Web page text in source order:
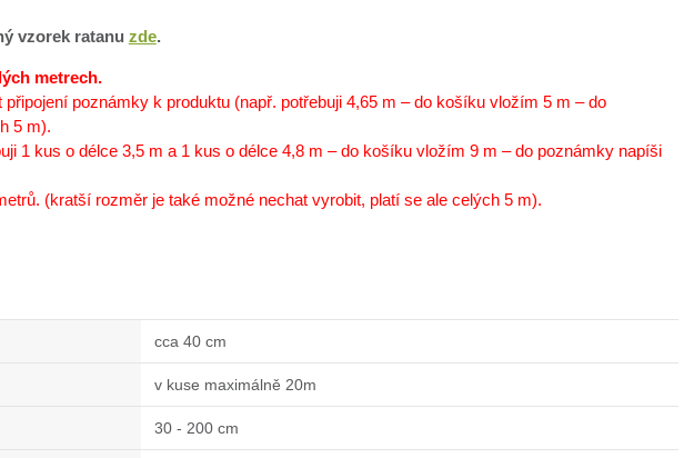
vzorek ratanu zde.
metrech.
poznámky k produktu (např. potřebuji 4,65 m – do košíku vložím 5 m – do
5 m).
1 kus o délce 3,5 m a 1 kus o délce 4,8 m – do košíku vložím 9 m – do poznámky napíši
(kratší rozměr je také možné nechat vyrobit, platí se ale celých 5 m).
cca 40 cm
v kuse maximálně 20m
30 - 200 cm